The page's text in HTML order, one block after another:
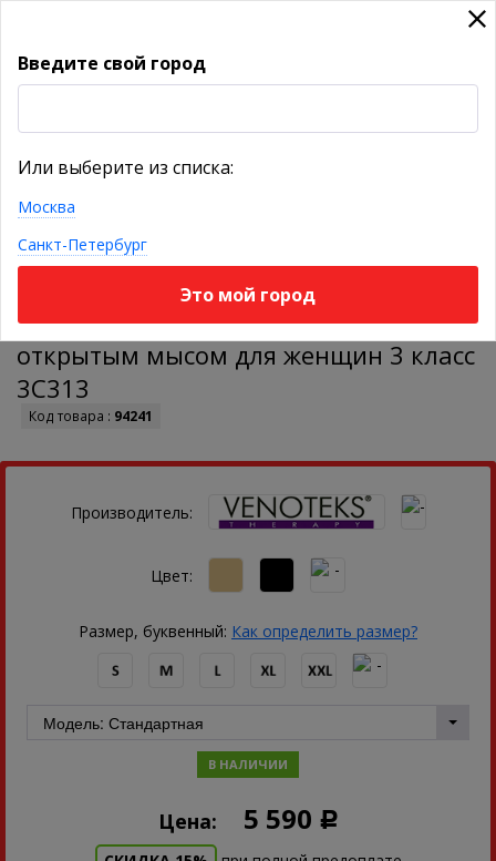
Колготки VENOTEKS CLASSIC с
открытым мысом для женщин 3 класс
3С313
Код товара : 94241
Производитель:
Цвет:
Размер, буквенный: Как определить размер?
В НАЛИЧИИ
Цена: 5 590 Р
Введите свой город
Или выберите из списка:
Москва
Санкт-Петербург
Это мой город